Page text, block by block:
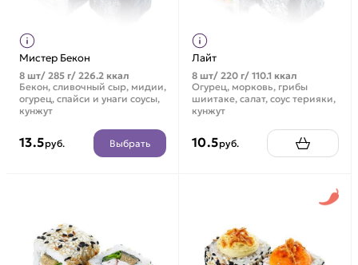
Мистер Бекон
8 шт/ 285 г/ 226.2 ккал
Бекон, сливочный сыр, мидии,
огурец, спайси и унаги соусы,
кунжут
13.5руб. Выбрать
Лайт
8 шт/ 220 г/ 110.1 ккал
Огурец, морковь, грибы
шиитаке, салат, соус терияки,
кунжут
10.5руб.